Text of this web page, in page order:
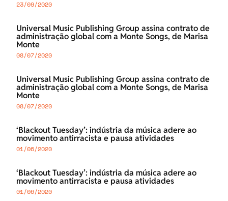
23/09/2020
Universal Music Publishing Group assina contrato de
administração global com a Monte Songs, de Marisa
Monte
08/07/2020
Universal Music Publishing Group assina contrato de
administração global com a Monte Songs, de Marisa
Monte
08/07/2020
‘Blackout Tuesday’: indústria da música adere ao
movimento antirracista e pausa atividades
01/06/2020
‘Blackout Tuesday’: indústria da música adere ao
movimento antirracista e pausa atividades
01/06/2020